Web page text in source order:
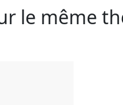
le même